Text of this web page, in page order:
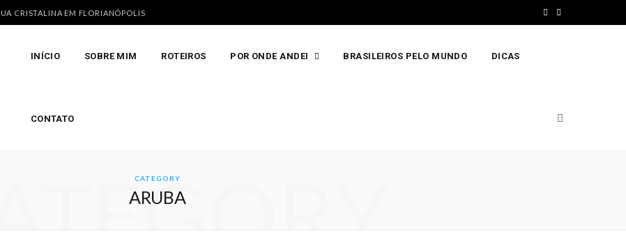
CRISTALINA EM FLORIANÓPOLIS
a
INÍCIO SOBRE MIM ROTEIROS POR ONDE ANDEI BRASILEIROS PELO MUNDO DICAS
CONTATO
CATEGORY
ARUBA